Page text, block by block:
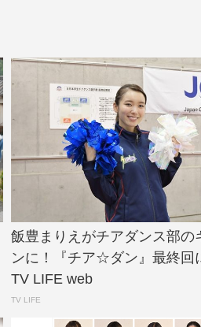
飯豊まりえがチアダンス部の
ンに！『チア☆ダン』最終回
TV LIFE web
TV LIFE